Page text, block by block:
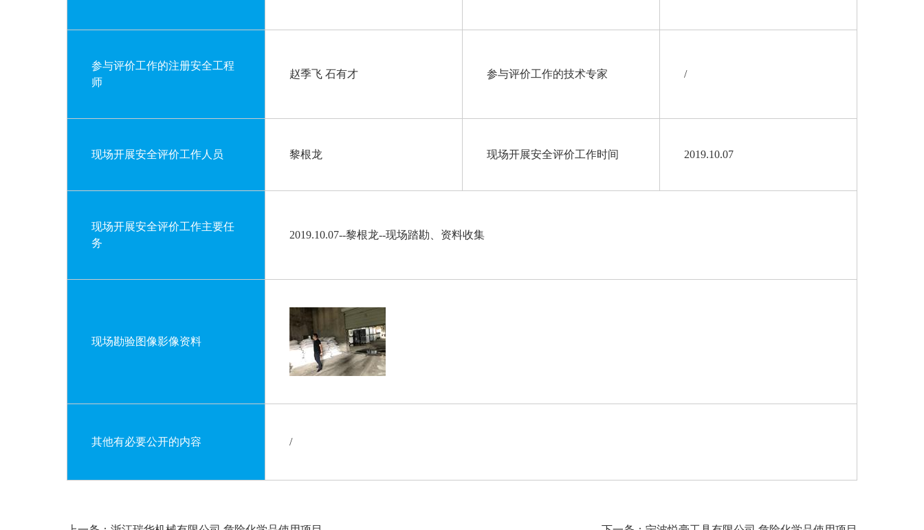
参与评价工作的注册安全工程
师
赵季飞 石有才 参与评价工作的技术专家 /
现场开展安全评价工作人员 黎根龙 现场开展安全评价工作时间 2019.10.07
现场开展安全评价工作主要任
务
2019.10.07--黎根龙--现场踏勘、资料收集
现场勘验图像影像资料
其他有必要公开的内容 /